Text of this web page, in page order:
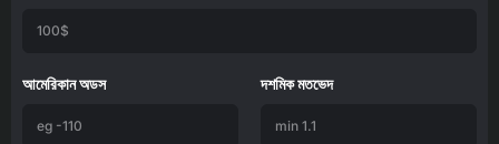
আমেরিকান অডস দশমিক মতভেদ